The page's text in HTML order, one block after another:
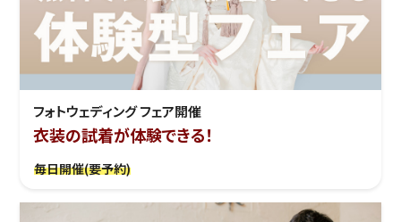
フォトウェディング フェア開催
衣装の試着が体験できる！
毎日開催(要予約)